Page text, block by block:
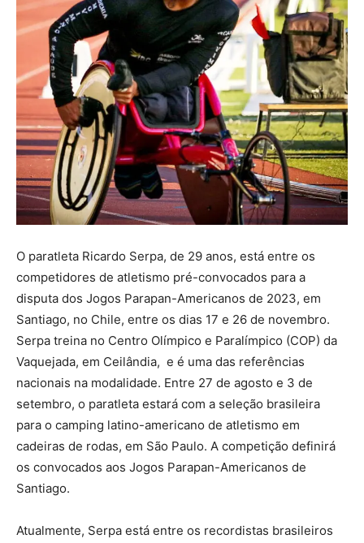
O paratleta Ricardo Serpa, de 29 anos, está entre os
competidores de atletismo pré-convocados para a
disputa dos Jogos Parapan-Americanos de 2023, em
Santiago, no Chile, entre os dias 17 e 26 de novembro.
Serpa treina no Centro Olímpico e Paralímpico (COP) da
Vaquejada, em Ceilândia, e é uma das referências
nacionais na modalidade. Entre 27 de agosto e 3 de
setembro, o paratleta estará com a seleção brasileira
para o camping latino-americano de atletismo em
cadeiras de rodas, em São Paulo. A competição definirá
os convocados aos Jogos Parapan-Americanos de
Santiago.
Atualmente, Serpa está entre os recordistas brasileiros